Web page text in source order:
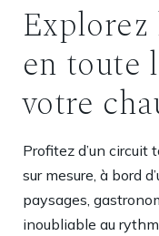
Explorez
en toute
votre
Profitez d’un circuit
sur mesure, à bord
paysages,
inoubliable au